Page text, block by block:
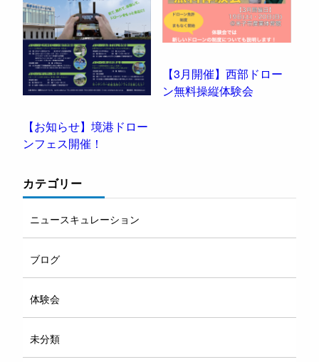
【お知らせ】境港ドロー
ンフェス開催！
【3月開催】西部ドロー
ン無料操縦体験会
カテゴリー
ニュースキュレーション
ブログ
体験会
未分類